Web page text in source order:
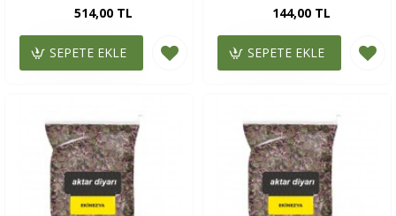
514,00 TL
SEPETE EKLE
144,00 TL
SEPETE EKLE